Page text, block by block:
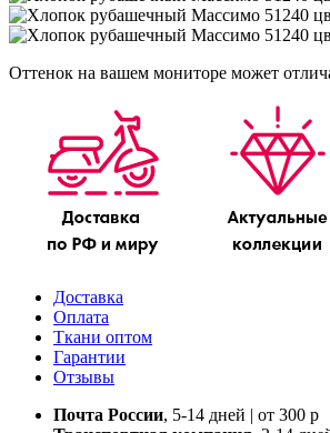
Оттенок на вашем мониторе может
Доставка
Оплата
Ткани оптом
Гарантии
Отзывы
Почта России, 5-14 дней | от 300 р